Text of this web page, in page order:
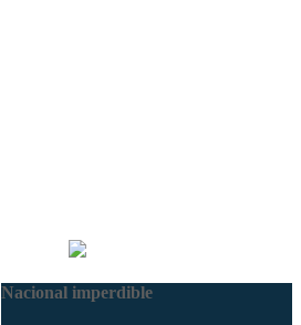
Nacional imperdible